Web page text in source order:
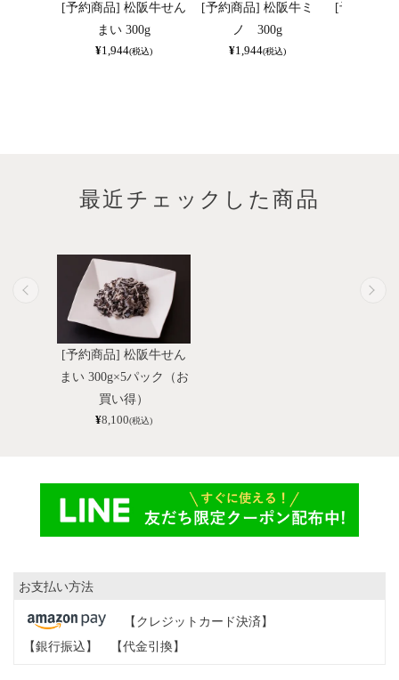
[予約商品] 松阪牛せん
まい 300g
¥1,944(税込)
[予約商品] 松阪牛ミ
ノ 300g
¥1,944(税込)
[予約商品]
最近チェックした商品
[予約商品] 松阪牛せん
まい 300g×5パック（お
買い得）
¥8,100(税込)
お支払い方法
【クレジットカード決済】
【銀行振込】
【代金引換】